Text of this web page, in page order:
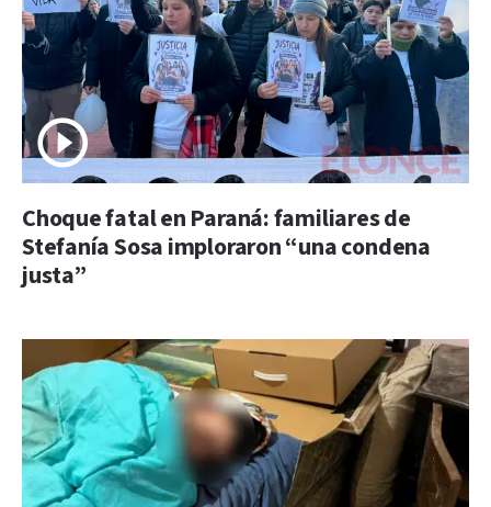
Choque fatal en Paraná: familiares de
Stefanía Sosa imploraron “una condena
justa”